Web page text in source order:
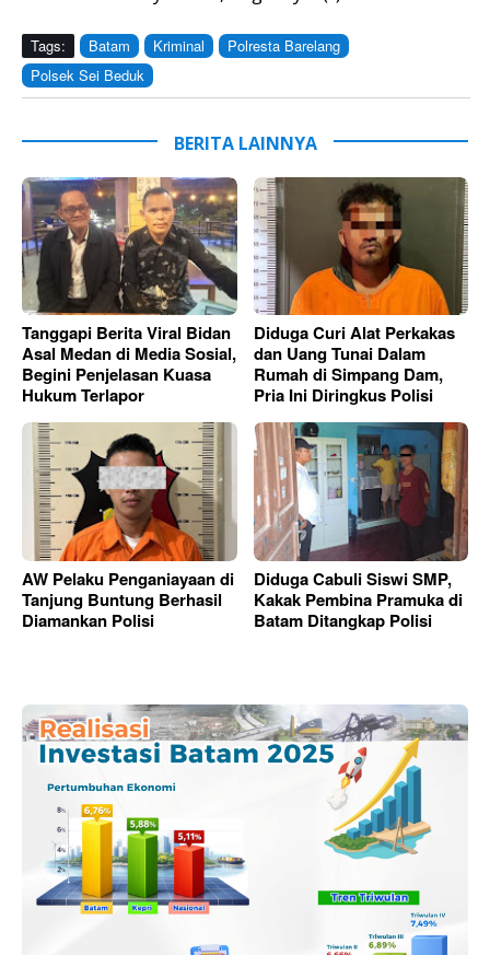
Tags: Batam Kriminal
Polresta Barelang
Polsek Sei Beduk
BERITA LAINNYA
Tanggapi Berita Viral Bidan
Asal Medan di Media Sosial,
Begini Penjelasan Kuasa
Hukum Terlapor
Diduga Curi Alat Perkakas
dan Uang Tunai Dalam
Rumah di Simpang Dam,
Pria Ini Diringkus Polisi
AW Pelaku Penganiayaan di
Tanjung Buntung Berhasil
Diamankan Polisi
Diduga Cabuli Siswi SMP,
Kakak Pembina Pramuka di
Batam Ditangkap Polisi